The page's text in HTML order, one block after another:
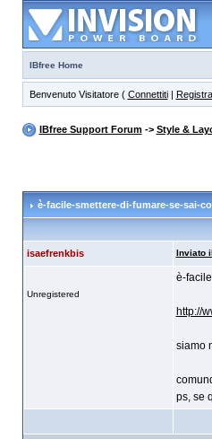
IBfree Home
Benvenuto Visitatore ( Connettiti|
IBfree Support Forum-> Style &
è-facile-smettere-di-fumare-se-sai-
isaefrenkbis Inviato
Unregistered
è-
http://
siamo
ps, se